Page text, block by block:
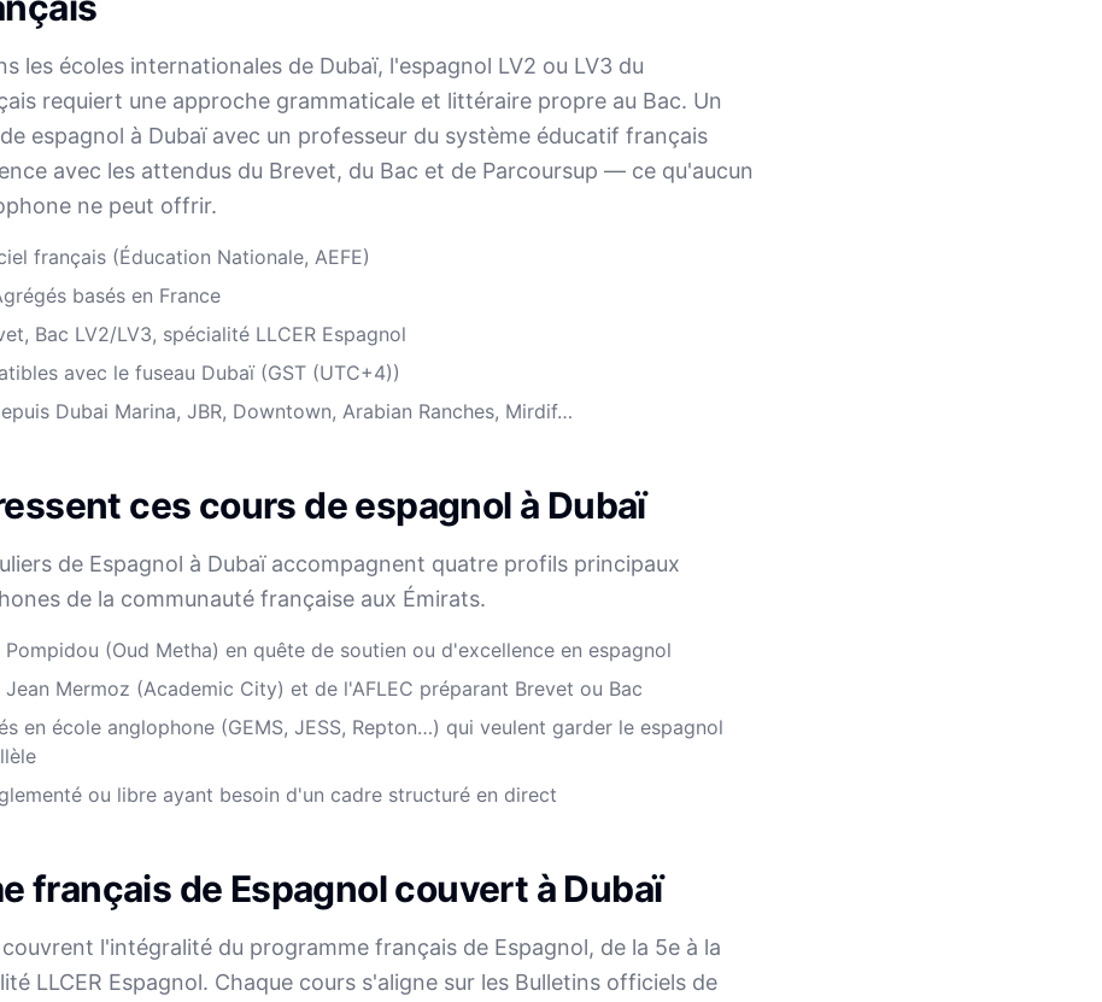
les écoles internationales de Dubaï, l'espagnol LV2 ou LV3 du
requiert une approche grammaticale et littéraire propre au Bac. Un
espagnol à Dubaï avec un professeur du système éducatif français
avec les attendus du Brevet, du Bac et de Parcoursup — ce qu'aucun
ne peut offrir.
français (Éducation Nationale, AEFE)
basés en France
Bac LV2/LV3, spécialité LLCER Espagnol
avec le fuseau Dubaï (GST (UTC+4))
Dubai Marina, JBR, Downtown, Arabian Ranches, Mirdif…
ces cours de espagnol à Dubaï
de Espagnol à Dubaï accompagnent quatre profils principaux
de la communauté française aux Émirats.
Pompidou (Oud Metha) en quête de soutien ou d'excellence en espagnol
Jean Mermoz (Academic City) et de l'AFLEC préparant Brevet ou Bac
en école anglophone (GEMS, JESS, Repton…) qui veulent garder le espagnol
ou libre ayant besoin d'un cadre structuré en direct
français de Espagnol couvert à Dubaï
l'intégralité du programme français de Espagnol, de la 5e à la
LLCER Espagnol. Chaque cours s'aligne sur les Bulletins officiels de